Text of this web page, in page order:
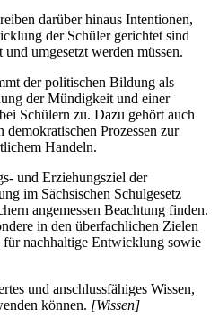
darüber hinaus Intentionen,
der Schüler gerichtet sind
umgesetzt werden müssen.
der politischen Bildung als
der Mündigkeit und einer
Schülern zu. Dazu gehört auch
demokratischen Prozessen zur
Handeln.
und Erziehungsziel der
im Sächsischen Schulgesetz
angemessen Beachtung finden.
in den überfachlichen Zielen
nachhaltige Entwicklung sowie
und anschlussfähiges Wissen,
können. [Wissen]